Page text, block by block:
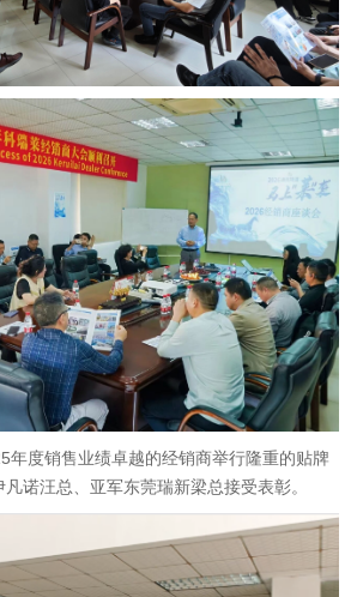
年度销售业绩卓越的经销商举行隆重的贴牌
诺汪总、亚军东莞瑞新梁总接受表彰。